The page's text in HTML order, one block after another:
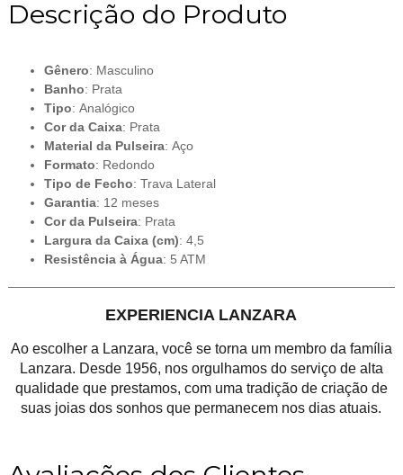
Descrição do Produto
Gênero: Masculino
Banho: Prata
Tipo: Analógico
Cor da Caixa: Prata
Material da Pulseira: Aço
Formato: Redondo
Tipo de Fecho: Trava Lateral
Garantia: 12 meses
Cor da Pulseira: Prata
Largura da Caixa (cm): 4,5
Resistência à Água: 5 ATM
EXPERIENCIA LANZARA
Ao escolher a Lanzara, você se torna um membro da família
Lanzara. Desde 1956, nos orgulhamos do serviço de alta
qualidade que prestamos, com uma tradição de criação de
suas joias dos sonhos que permanecem nos dias atuais.